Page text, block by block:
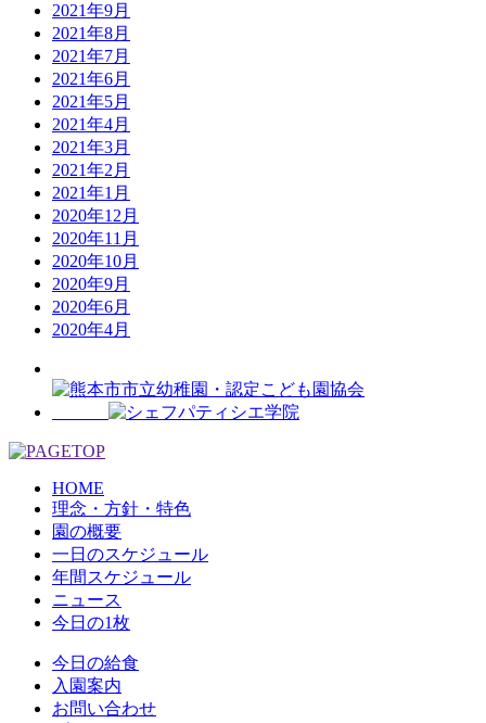
2021年9月
2021年8月
2021年7月
2021年6月
2021年5月
2021年4月
2021年3月
2021年2月
2021年1月
2020年12月
2020年11月
2020年10月
2020年9月
2020年6月
2020年4月
HOME
理念・方針・特色
園の概要
一日のスケジュール
年間スケジュール
ニュース
今日の1枚
今日の給食
入園案内
お問い合わせ